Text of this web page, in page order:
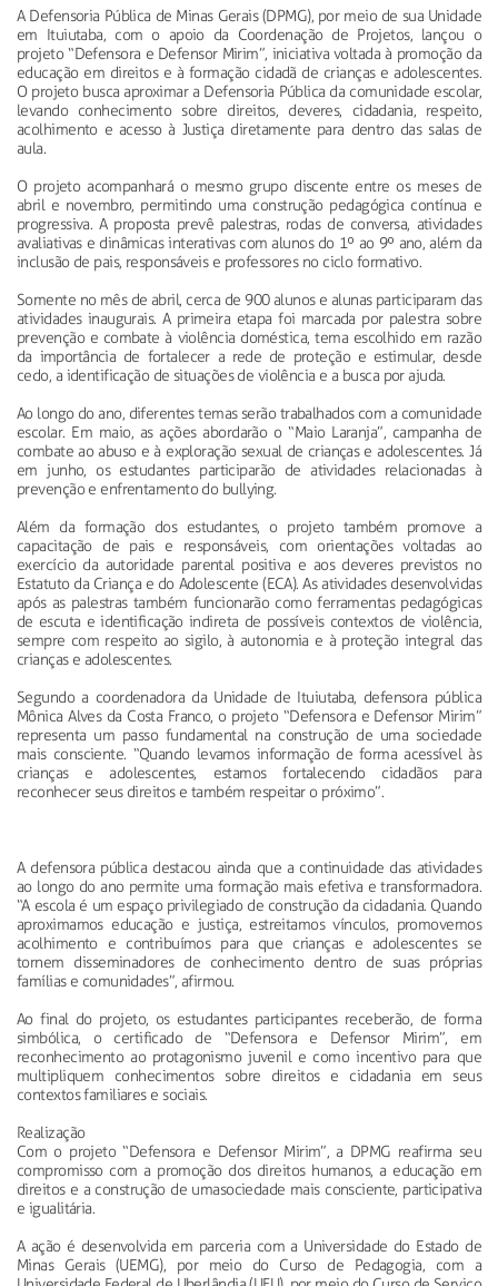
A Defensoria Pública de Minas Gerais (DPMG), por meio de sua Unidade
em Ituiutaba, com o apoio da Coordenação de Projetos, lançou o
projeto “Defensora e Defensor Mirim”, iniciativa voltada à promoção da
educação em direitos e à formação cidadã de crianças e adolescentes.
O projeto busca aproximar a Defensoria Pública da comunidade escolar,
levando conhecimento sobre direitos, deveres, cidadania, respeito,
acolhimento e acesso à Justiça diretamente para dentro das salas de
aula.
O projeto acompanhará o mesmo grupo discente entre os meses de
abril e novembro, permitindo uma construção pedagógica contínua e
progressiva. A proposta prevê palestras, rodas de conversa, atividades
avaliativas e dinâmicas interativas com alunos do 1º ao 9º ano, além da
inclusão de pais, responsáveis e professores no ciclo formativo.
Somente no mês de abril, cerca de 900 alunos e alunas participaram das
atividades inaugurais. A primeira etapa foi marcada por palestra sobre
prevenção e combate à violência doméstica, tema escolhido em razão
da importância de fortalecer a rede de proteção e estimular, desde
cedo, a identificação de situações de violência e a busca por ajuda.
Ao longo do ano, diferentes temas serão trabalhados com a comunidade
escolar. Em maio, as ações abordarão o “Maio Laranja”, campanha de
combate ao abuso e à exploração sexual de crianças e adolescentes. Já
em junho, os estudantes participarão de atividades relacionadas à
prevenção e enfrentamento do bullying.
Além da formação dos estudantes, o projeto também promove a
capacitação de pais e responsáveis, com orientações voltadas ao
exercício da autoridade parental positiva e aos deveres previstos no
Estatuto da Criança e do Adolescente (ECA). As atividades desenvolvidas
após as palestras também funcionarão como ferramentas pedagógicas
de escuta e identificação indireta de possíveis contextos de violência,
sempre com respeito ao sigilo, à autonomia e à proteção integral das
crianças e adolescentes.
Segundo a coordenadora da Unidade de Ituiutaba, defensora pública
Mônica Alves da Costa Franco, o projeto “Defensora e Defensor Mirim”
representa um passo fundamental na construção de uma sociedade
mais consciente. “Quando levamos informação de forma acessível às
crianças e adolescentes, estamos fortalecendo cidadãos para
reconhecer seus direitos e também respeitar o próximo”.
A defensora pública destacou ainda que a continuidade das atividades
ao longo do ano permite uma formação mais efetiva e transformadora.
“A escola é um espaço privilegiado de construção da cidadania. Quando
aproximamos educação e justiça, estreitamos vínculos, promovemos
acolhimento e contribuímos para que crianças e adolescentes se
tornem disseminadores de conhecimento dentro de suas próprias
famílias e comunidades”, afirmou.
Ao final do projeto, os estudantes participantes receberão, de forma
simbólica, o certificado de “Defensora e Defensor Mirim”, em
reconhecimento ao protagonismo juvenil e como incentivo para que
multipliquem conhecimentos sobre direitos e cidadania em seus
contextos familiares e sociais.
Realização
Com o projeto “Defensora e Defensor Mirim”, a DPMG reafirma seu
compromisso com a promoção dos direitos humanos, a educação em
direitos e a construção de umasociedade mais consciente, participativa
e igualitária.
A ação é desenvolvida em parceria com a Universidade do Estado de
Minas Gerais (UEMG), por meio do Curso de Pedagogia, com a